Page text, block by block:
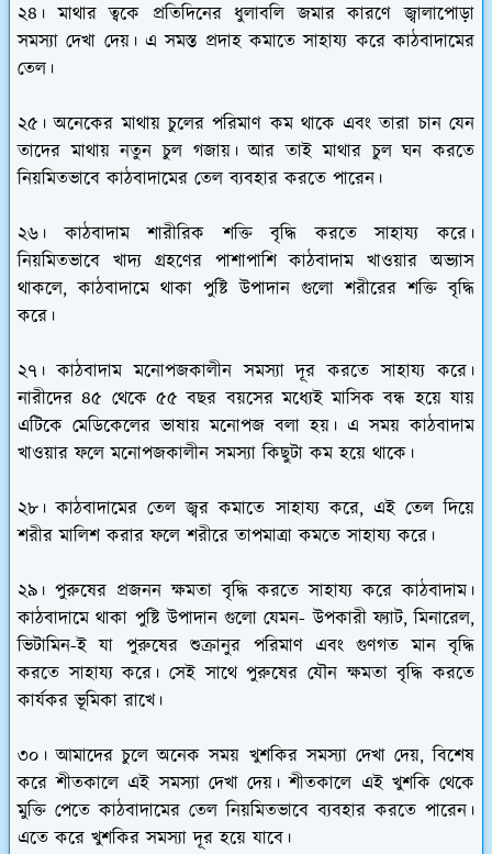
২৪। মাথার ত্বকে প্রতিদিনের ধুলাবলি জমার কারণে জ্বালাপোড়া
সমস্যা দেখা দেয়। এ সমস্ত প্রদাহ কমাতে সাহায্য করে কাঠবাদামের
তেল।
২৫। অনেকের মাথায় চুলের পরিমাণ কম থাকে এবং তারা চান যেন
তাদের মাথায় নতুন চুল গজায়। আর তাই মাথার চুল ঘন করতে
নিয়মিতভাবে কাঠবাদামের তেল ব্যবহার করতে পারেন।
২৬। কাঠবাদাম শারীরিক শক্তি বৃদ্ধি করতে সাহায্য করে।
নিয়মিতভাবে খাদ্য গ্রহণের পাশাপাশি কাঠবাদাম খাওয়ার অভ্যাস
থাকলে, কাঠবাদামে থাকা পুষ্টি উপাদান গুলো শরীরের শক্তি বৃদ্ধি
করে।
২৭। কাঠবাদাম মনোপজকালীন সমস্যা দূর করতে সাহায্য করে।
নারীদের ৪৫ থেকে ৫৫ বছর বয়সের মধ্যেই মাসিক বন্ধ হয়ে যায়
এটিকে মেডিকেলের ভাষায় মনোপজ বলা হয়। এ সময় কাঠবাদাম
খাওয়ার ফলে মনোপজকালীন সমস্যা কিছুটা কম হয়ে থাকে।
২৮। কাঠবাদামের তেল জ্বর কমাতে সাহায্য করে, এই তেল দিয়ে
শরীর মালিশ করার ফলে শরীরে তাপমাত্রা কমতে সাহায্য করে।
২৯। পুরুষের প্রজনন ক্ষমতা বৃদ্ধি করতে সাহায্য করে কাঠবাদাম।
কাঠবাদামে থাকা পুষ্টি উপাদান গুলো যেমন- উপকারী ফ্যাট, মিনারেল,
ভিটামিন-ই যা পুরুষের শুক্রানুর পরিমাণ এবং গুণগত মান বৃদ্ধি
করতে সাহায্য করে। সেই সাথে পুরুষের যৌন ক্ষমতা বৃদ্ধি করতে
কার্যকর ভূমিকা রাখে।
৩০। আমাদের চুলে অনেক সময় খুশকির সমস্যা দেখা দেয়, বিশেষ
করে শীতকালে এই সমস্যা দেখা দেয়। শীতকালে এই খুশকি থেকে
মুক্তি পেতে কাঠবাদামের তেল নিয়মিতভাবে ব্যবহার করতে পারেন।
এতে করে খুশকির সমস্যা দূর হয়ে যাবে।